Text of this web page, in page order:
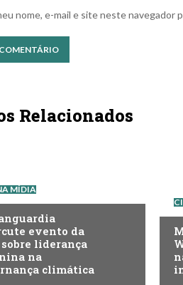
nome, e-mail e site neste navegador
Relacionados
MÍDIA
evento da
sobre liderança
na
climática